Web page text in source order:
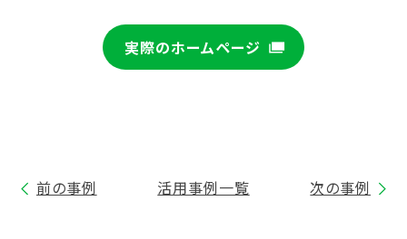
実際のホームページ
前の事例 活用事例一覧 次の事例